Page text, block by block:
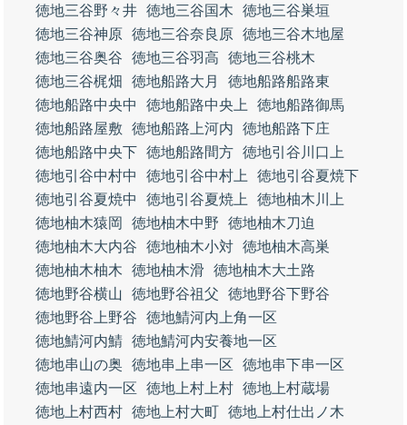
徳地三谷野々井 徳地三谷国木
徳地三谷巣垣
徳地三谷神原 徳地三谷奈良原 徳地三谷木地屋
徳地三谷奥谷
徳地三谷羽高
徳地三谷桃木
徳地三谷梶畑
徳地船路大月
徳地船路船路東
徳地船路中央中
徳地船路中央上
徳地船路御馬
徳地船路屋敷
徳地船路上河内
徳地船路下庄
徳地船路中央下 徳地船路間方 徳地引谷川口上
徳地引谷中村中
徳地引谷中村上
徳地引谷夏焼下
徳地引谷夏焼中
徳地引谷夏焼上
徳地柚木川上
徳地柚木猿岡
徳地柚木中野
徳地柚木刀迫
徳地柚木大内谷
徳地柚木小対 徳地柚木高巣
徳地柚木柚木
徳地柚木滑 徳地柚木大土路
徳地野谷横山
徳地野谷祖父
徳地野谷下野谷
徳地野谷上野谷
徳地鯖河内上角一区
徳地鯖河内鯖 徳地鯖河内安養地一区
徳地串山の奥
徳地串上串一区
徳地串下串一区
徳地串遠内一区
徳地上村上村 徳地上村蔵場
徳地上村西村 徳地上村大町 徳地上村仕出ノ木